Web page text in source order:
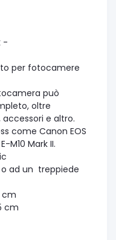
-
per fotocamere
può
oltre
accessori e altro.
come Canon EOS
M10 Mark II.
ad un treppiede
cm
cm